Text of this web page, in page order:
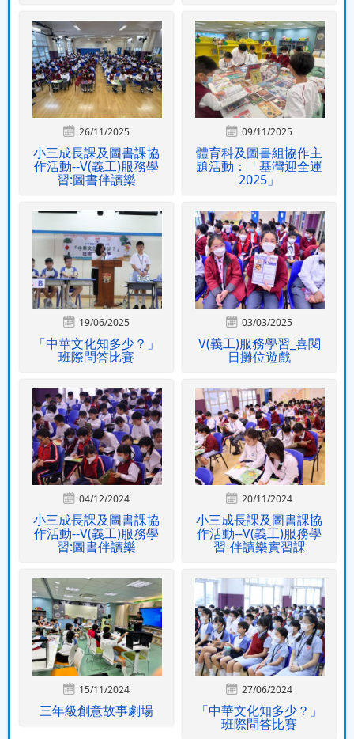
26/11/2025
小三成長課及圖書課協
作活動--V(義工)服務學
習:圖書伴讀樂
09/11/2025
體育科及圖書組協作主
題活動：「基灣迎全運
2025」
19/06/2025
「中華文化知多少？」
班際問答比賽
03/03/2025
V(義工)服務學習_喜閱
日攤位遊戲
04/12/2024
小三成長課及圖書課協
作活動--V(義工)服務學
習:圖書伴讀樂
20/11/2024
小三成長課及圖書課協
作活動--V(義工)服務學
習-伴讀樂實習課
15/11/2024
三年級創意故事劇場
27/06/2024
「中華文化知多少？」
班際問答比賽